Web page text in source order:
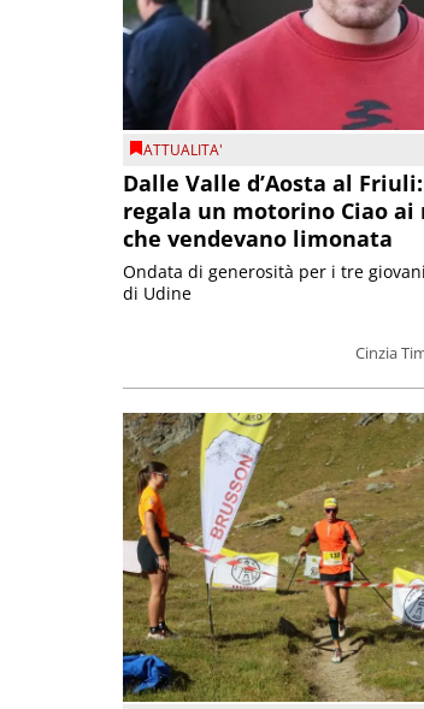
ATTUALITA'
Dalle Valle d’Aosta al
regala un motorino Ciao ai
che vendevano limonata
Cinzia
Ondata di generosità per i tre
di Udine